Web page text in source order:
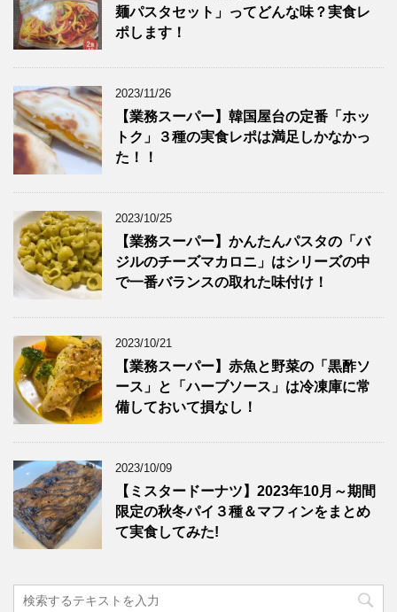
麺パスタセット」ってどんな味？実食レ
ポします！
2023/11/26
【業務スーパー】韓国屋台の定番「ホッ
トク」３種の実食レポは満足しかなかっ
た！！
2023/10/25
【業務スーパー】かんたんパスタの「バ
ジルのチーズマカロニ」はシリーズの中
で一番バランスの取れた味付け！
2023/10/21
【業務スーパー】赤魚と野菜の「黒酢ソ
ース」と「ハーブソース」は冷凍庫に常
備しておいて損なし！
2023/10/09
【ミスタードーナツ】2023年10月～期間
限定の秋冬パイ３種＆マフィンをまとめ
て実食してみた!